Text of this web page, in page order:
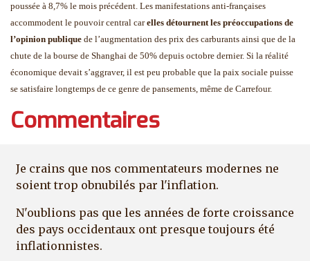
poussée à 8,7% le mois précédent. Les manifestations anti-françaises
accommodent le pouvoir central carelles détournent les préoccupations de
l’opinion publique de l’augmentation des prix des carburants ainsi que de la
chute de la bourse de Shanghai de 50% depuis octobre dernier. Si la réalité
économique devait s’aggraver, il est peu probable que la paix sociale puisse
se satisfaire longtemps de ce genre de pansements, même de Carrefour.
Commentaires
Je crains que nos commentateurs modernes ne
soient trop obnubilés par l'inflation.
N'oublions pas que les années de forte croissance
des pays occidentaux ont presque toujours été
inflationnistes.